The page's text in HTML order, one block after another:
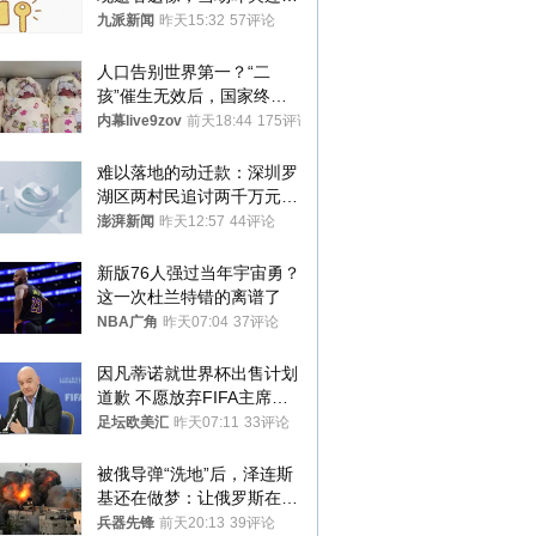
搬离，房东退还押金
九派新闻 昨天15:32 57评论
人口告别世界第一？“二
孩”催生无效后，国家终于
向住房出手了！
内幕live9zov 前天18:44 175评论
难以落地的动迁款：深圳罗
湖区两村民追讨两千万元动
迁款八年未果
澎湃新闻 昨天12:57 44评论
新版76人强过当年宇宙勇？
这一次杜兰特错的离谱了
NBA广角 昨天07:04 37评论
因凡蒂诺就世界杯出售计划
道歉 不愿放弃FIFA主席职
位
足坛欧美汇 昨天07:11 33评论
被俄导弹“洗地”后，泽连斯
基还在做梦：让俄罗斯在冬
季前求和？
兵器先锋 前天20:13 39评论